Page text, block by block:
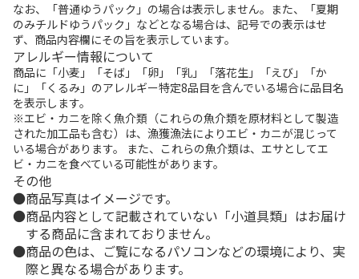
なお、「普通ゆうパック」の場合は表示しません。また、「夏期
のみチルドゆうパック」などとなる場合は、記号での表示はせ
ず、商品内容欄にその旨を表示しています。
アレルギー情報について
商品に「小麦」「そば」「卵」「乳」「落花生」「えび」「か
に」「くるみ」のアレルギー特定8品目を含んでいる場合に品目名
を表示します。
※エビ・カニを除く魚介類（これらの魚介類を原材料として製造
された加工品も含む）は、漁獲漁法によりエビ・カニが混じって
いる場合があります。 また、これらの魚介類は、エサとしてエ
ビ・カニを食べている可能性があります。
その他
商品写真はイメージです。
商品内容として記載されていない「小道具類」はお届け
する商品に含まれておりません。
商品の色は、ご覧になるパソコンなどの環境により、実
際と異なる場合があります。